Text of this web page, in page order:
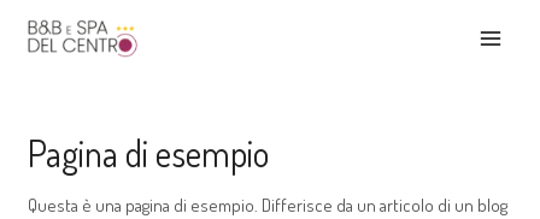
MAIN
Pagina di esempio
Questa è una pagina di esempio. Differisce da un articolo di un blog